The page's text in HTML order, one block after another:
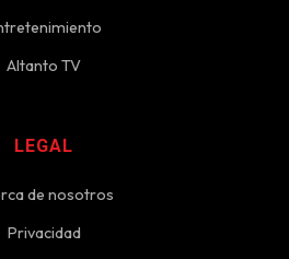
Altanto TV
LEGAL
de nosotros
Privacidad